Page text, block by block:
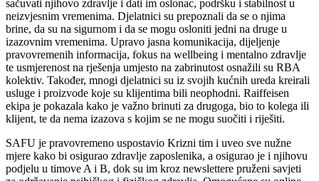
sačuvati njihovo zdravlje i dati im oslonac, podršku i stabilnost u
neizvjesnim vremenima. Djelatnici su prepoznali da se o njima
brine, da su na sigurnom i da se mogu osloniti jedni na druge u
izazovnim vremenima. Upravo jasna komunikacija, dijeljenje
pravovremenih informacija, fokus na wellbeing i mentalno zdravlje
te usmjerenost na rješenja umjesto na zabrinutost osnažili su RBA
kolektiv. Također, mnogi djelatnici su iz svojih kućnih ureda kreirali
usluge i proizvode koje su klijentima bili neophodni. Raiffeisen
ekipa je pokazala kako je važno brinuti za drugoga, bio to kolega ili
klijent, te da nema izazova s kojim se ne mogu suočiti i riješiti.
SAFU je pravovremeno uspostavio Krizni tim i uveo sve nužne
mjere kako bi osigurao zdravlje zaposlenika, a osigurao je i njihovu
podjelu u timove A i B, dok su im kroz newslettere pruženi savjeti